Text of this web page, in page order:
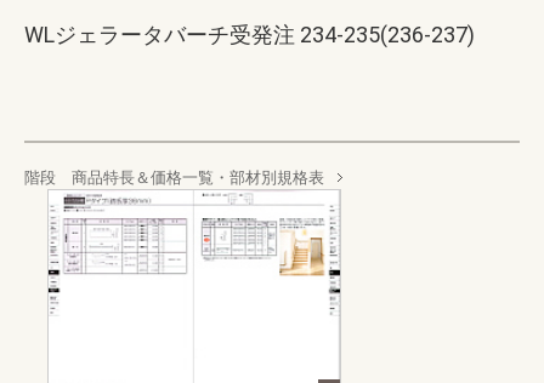
WLジェラータバーチ受発注 234-235(236-237)
階段 商品特長＆価格一覧・部材別規格表